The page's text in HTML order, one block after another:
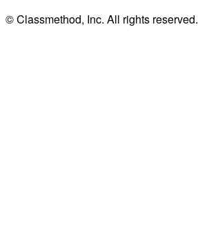
© Classmethod, Inc. All rights reserved.